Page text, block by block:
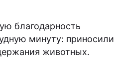
благодарность
минуту: приносили
животных.